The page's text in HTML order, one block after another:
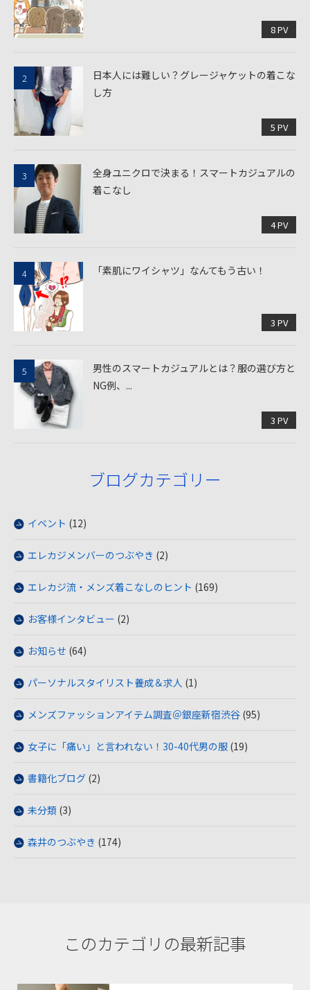
8 PV
日本人には難しい？グレージャケットの着こな
し方
5 PV
全身ユニクロで決まる！スマートカジュアルの
着こなし
4 PV
「素肌にワイシャツ」なんてもう古い！
3 PV
男性のスマートカジュアルとは？服の選び方と
NG例、...
3 PV
ブログカテゴリー
イベント (12)
エレカジメンバーのつぶやき (2)
エレカジ流・メンズ着こなしのヒント (169)
お客様インタビュー (2)
お知らせ (64)
パーソナルスタイリスト養成＆求人 (1)
メンズファッションアイテム調査＠銀座新宿渋谷 (95)
女子に「痛い」と言われない！30-40代男の服 (19)
書籍化ブログ (2)
未分類 (3)
森井のつぶやき (174)
このカテゴリの最新記事